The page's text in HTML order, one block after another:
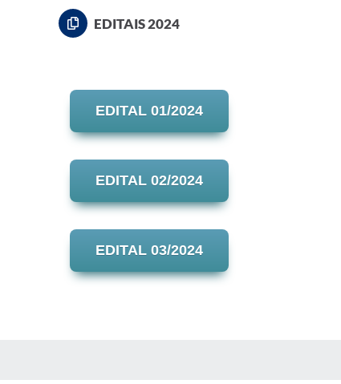
EDITAIS 2024
EDITAL 01/2024
EDITAL 02/2024
EDITAL 03/2024